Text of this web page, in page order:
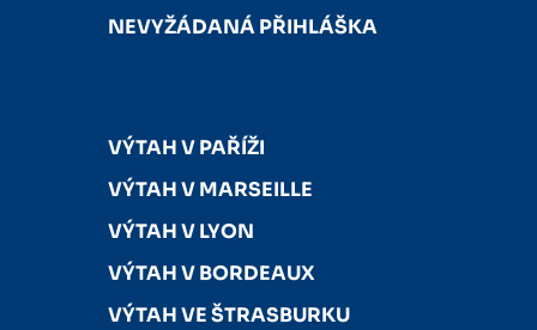
NEVYŽÁDANÁ PŘIHLÁŠKA
VÝTAH V PAŘÍŽI
VÝTAH V MARSEILLE
VÝTAH V LYON
VÝTAH V BORDEAUX
VÝTAH VE ŠTRASBURKU